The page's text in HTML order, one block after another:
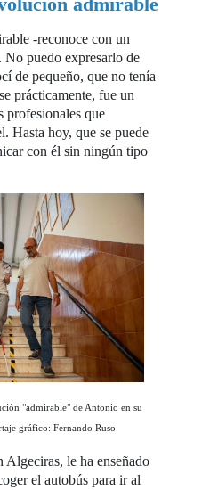
-reconoce con un
puedo expresarlo de
de pequeño, que no tenía
prácticamente, fue un
profesionales que
Hasta hoy, que se puede
con él sin ningún tipo
"admirable" de Antonio en su
gráfico: Fernando Ruso
Algeciras, le ha enseñado
el autobús para ir al